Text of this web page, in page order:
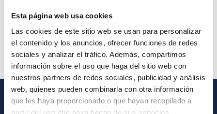
Esta página web usa cookies
Las cookies de este sitio web se usan para personalizar
el contenido y los anuncios, ofrecer funciones de redes
sociales y analizar el tráfico. Además, compartimos
información sobre el uso que haga del sitio web con
nuestros partners de redes sociales, publicidad y análisis
web, quienes pueden combinarla con otra información
que les haya proporcionado o que hayan recopilado a
partir del uso que haya hecho de sus servicios.
GENERAL INFORMATION